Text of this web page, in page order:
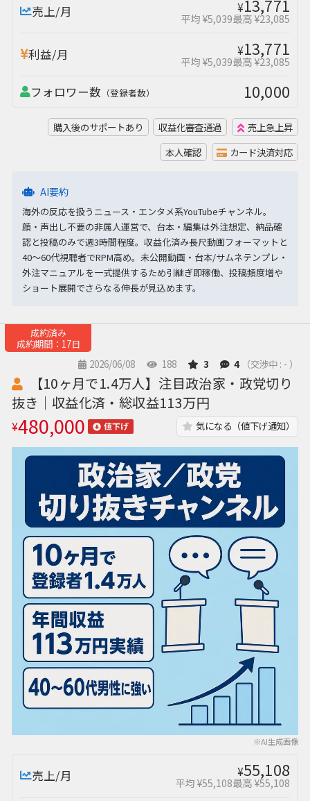
売上/月 ¥13,771
平均 ¥5,039最高 ¥23,085
利益/月 ¥13,771
平均 ¥5,039最高 ¥23,085
フォロワー数 （登録者数） 10,000
購入後のサポートあり 収益化審査通過
売上急上昇
本人確認
カード決済対応
AI要約
海外の反応を扱うニュース・エンタメ系YouTubeチャンネル。
顔・声出し不要の非属人運営で、台本・編集は外注想定、納品確
認と投稿のみで週3時間程度。収益化済み長尺動画フォーマットと
40〜60代視聴者でRPM高め。未公開動画・台本/サムネテンプレ・
外注マニュアルを一式提供するため引継ぎ即稼働、投稿頻度増や
ショート展開でさらなる伸長が見込めます。
成約済み
成約期間：17日
2026/06/08
188 3 4 （交渉中 : - ）
※AI生成画像
【10ヶ月で1.4万人】注目政治家・政党切り
抜き｜収益化済・総収益113万円
¥480,000 値下げ 気になる（値下げ通知）
売上/月 ¥55,108
平均 ¥55,108最高 ¥55,108